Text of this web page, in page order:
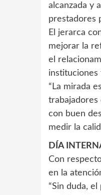
alcanzada y
prestadores
El jerarca
mejorar la
el
instituciones
“La mirada
trabajadores
con buen
medir la
DÍA
Con
en la
“Sin duda,